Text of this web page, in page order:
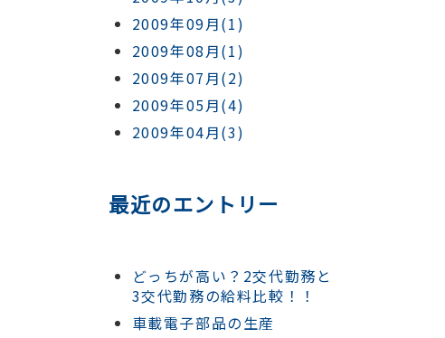
2009年09月(1)
2009年08月(1)
2009年07月(2)
2009年05月(4)
2009年04月(3)
最近のエントリー
どっちが高い？2交代勤務と
3交代勤務の給料比較！！
車載電子部品の生産